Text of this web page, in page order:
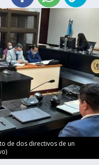
de dos directivos de un